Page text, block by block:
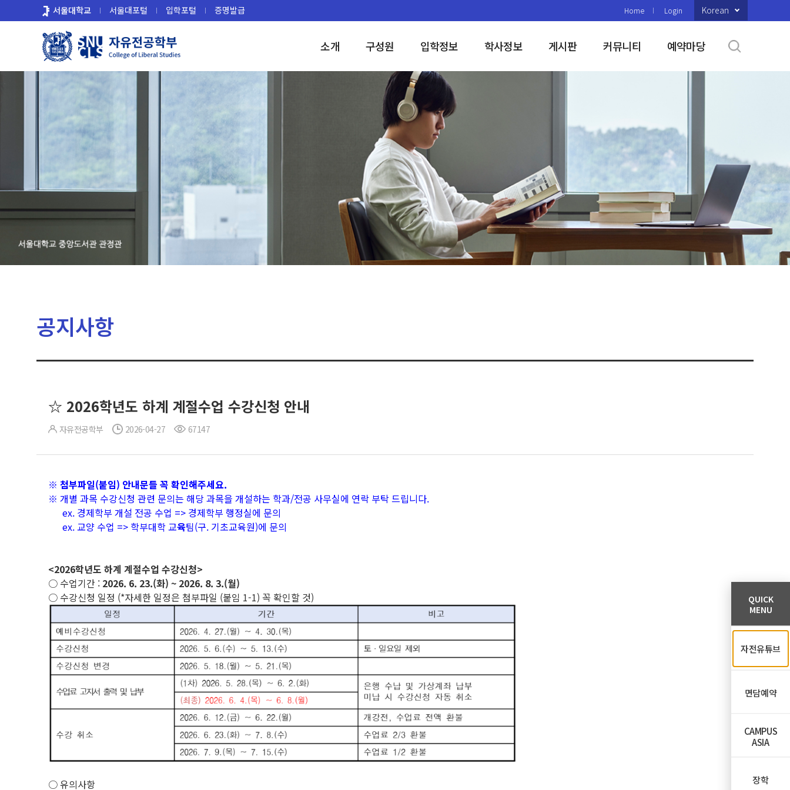
로
서울대학교 서울대포털 입학포털 증명발급 Home Login Korean
소개 구성원 입학정보 학사정보 게시판 커뮤니티 예약마당
공지사항
☆ 2026학년도 하계 계절수업 수강신청 안내
자유전공학부 2026-04-27 67147
※ 첨부파일(붙임) 안내문들 꼭 확인해주세요.
※ 개별 과목 수강신청 관련 문의는 해당 과목을 개설하는 학과/전공 사무실에 연락 부탁 드립니다.
ex. 경제학부 개설 전공 수업 => 경제학부 행정실에 문의
ex. 교양 수업 => 학부대학 교육팀(구. 기초교육원)에 문의
<2026학년도 하계 계절수업 수강신청>
○ 수업기간 : 2026. 6. 23.(화) ~ 2026. 8. 3.(월)
○ 수강신청 일정 (*자세한 일정은 첨부파일 (붙임 1-1) 꼭 확인할 것)
○ 유의사항
QUICK
MENU
자전유튜브
면담예약
CAMPUS
ASIA
장학